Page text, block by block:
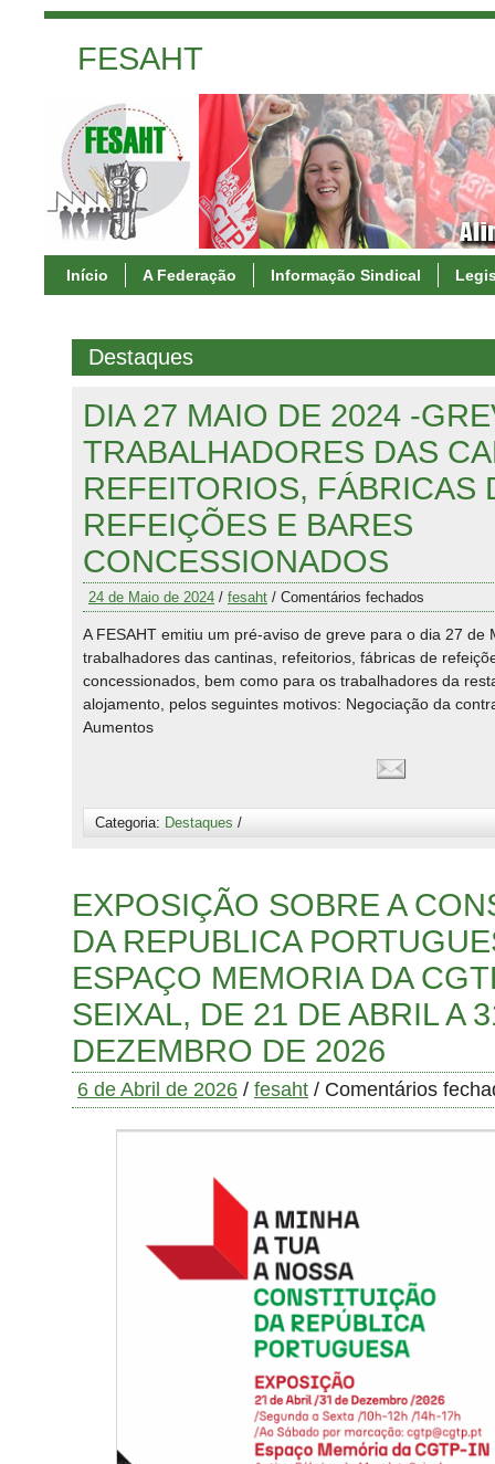
FESAHT
Início A Federação Informação Sindical
Destaques
DIA 27 MAIO DE 2024 -
TRABALHADORES DAS
REFEITORIOS, FÁBRICAS
REFEIÇÕES E BARES
CONCESSIONADOS
24 de Maio de 2024 / fesaht / Comentários fechados
A FESAHT emitiu um pré-aviso de greve para o dia 27 de
trabalhadores das cantinas, refeitorios, fábricas de
concessionados, bem como para os trabalhadores da
alojamento, pelos seguintes motivos: Negociação da
Aumentos
Categoria: Destaques /
EXPOSIÇÃO SOBRE A
DA REPUBLICA
ESPAÇO MEMORIA DA
SEIXAL, DE 21 DE ABRIL A
DEZEMBRO DE 2026
6 de Abril de 2026 / fesaht / Comentários